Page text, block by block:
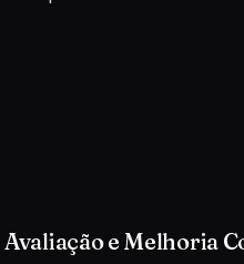
Avaliação e Melhoria